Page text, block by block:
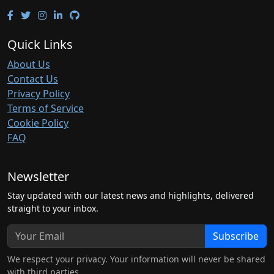
Quick Links
About Us
Contact Us
Privacy Policy
Terms of Service
Cookie Policy
FAQ
Newsletter
Stay updated with our latest news and highlights, delivered
straight to your inbox.
Subscribe
We respect your privacy. Your information will never be shared